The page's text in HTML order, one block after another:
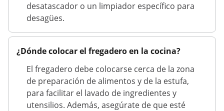
desatascador o un limpiador específico para
desagües.
¿Dónde colocar el fregadero en la cocina?
El fregadero debe colocarse cerca de la zona
de preparación de alimentos y de la estufa,
para facilitar el lavado de ingredientes y
utensilios. Además, asegúrate de que esté